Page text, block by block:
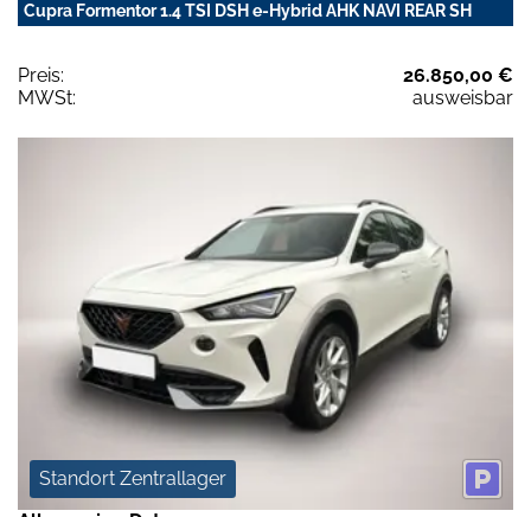
Cupra Formentor 1.4 TSI DSH e-Hybrid AHK NAVI REAR SH
Preis:
26.850,00 €
MWSt:
ausweisbar
Standort Zentrallager